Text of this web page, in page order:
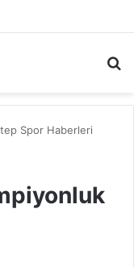
Spor Haberleri